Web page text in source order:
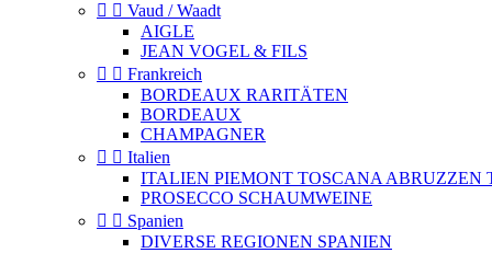
  Vaud / Waadt
AIGLE
JEAN VOGEL & FILS
  Frankreich
BORDEAUX RARITÄTEN
BORDEAUX
CHAMPAGNER
  Italien
ITALIEN PIEMONT TOSCANA ABRUZZEN
PROSECCO SCHAUMWEINE
  Spanien
DIVERSE REGIONEN SPANIEN